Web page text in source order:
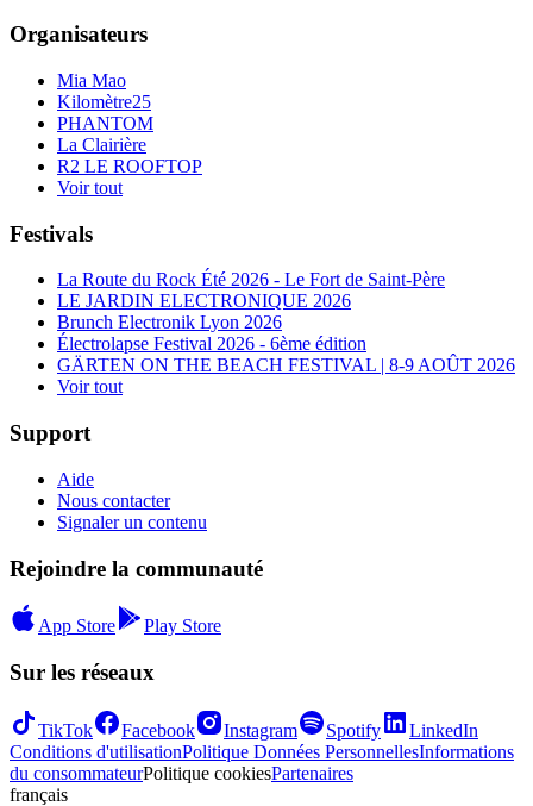
Organisateurs
Mia Mao
Kilomètre25
PHANTOM
La Clairière
R2 LE ROOFTOP
Voir tout
Festivals
La Route du Rock Été 2026 - Le Fort de Saint-Père
LE JARDIN ELECTRONIQUE 2026
Brunch Electronik Lyon 2026
Électrolapse Festival 2026 - 6ème édition
GÄRTEN ON THE BEACH FESTIVAL | 8-9 AOÛT 2026
Voir tout
Support
Aide
Nous contacter
Signaler un contenu
Rejoindre la communauté
App Store Play Store
Sur les réseaux
TikTok Facebook Instagram Spotify
LinkedIn
Conditions d'utilisationPolitique Données PersonnellesInformations
du consommateurPolitique cookiesPartenaires
français